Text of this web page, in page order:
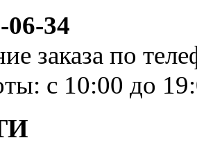
06-34
заказа по
с 10:00 до